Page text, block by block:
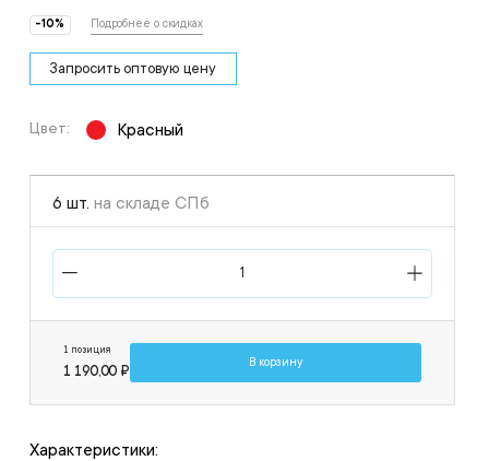
-10% Подробнее о скидках
Запросить оптовую цену
Цвет: Красный
6 шт. на складе СПб
1 позиция
1 190,00 ₽
В корзину
Характеристики: